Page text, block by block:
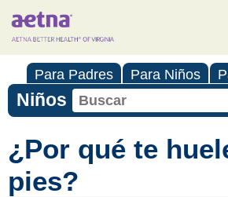
Para Padres Para Niños
Niños
¿Por qué te
pies?